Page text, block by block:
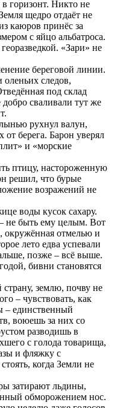
горизонт. Никто не
щедро отдаёт не
каюров принёс за
с яйцо альбатроса.
«Зари» не
береговой линии.
оленьих следов,
под склад
сваливали тут же
рухнул валун,
от берега. Барон уверял
и «морские
птицу, настороженную
решил, что бурые
возражений не
воды кусок сахару.
не быть ему целым. Вот
окружённая отмелью и
лето едва успевали
позже – всё выше.
бивни становятся
страну, землю, почву не
– чувствовать, как
– единственный
воюешь за них со
разводишь в
с голода товарища,
и фляжку с
когда Земли не
затирают льдины,
обморожением нос.